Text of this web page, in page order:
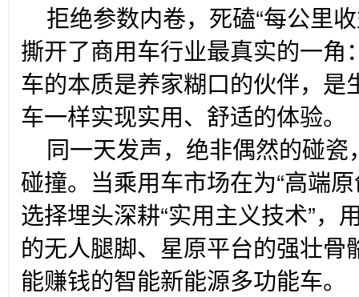
拒绝参数内卷，死磕“每公里
撕开了商用车行业最真实的一角
车的本质是养家糊口的伙伴，是
车一样实现实用、舒适的体验。
同一天发声，绝非偶然的碰
碰撞。当乘用车市场在为“高端
选择埋头深耕“实用主义技术”，
的无人腿脚、星原平台的强壮
能赚钱的智能新能源多功能车。